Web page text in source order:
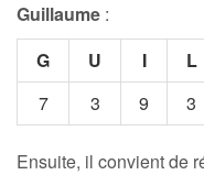
Guillaume :
G
U I L
7
3 9 3
Ensuite, il convient de